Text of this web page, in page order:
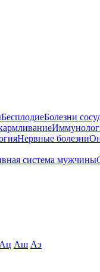
БесплодиеБолезни
Нервные болезни
система мужчины
Ац Аш Аэ